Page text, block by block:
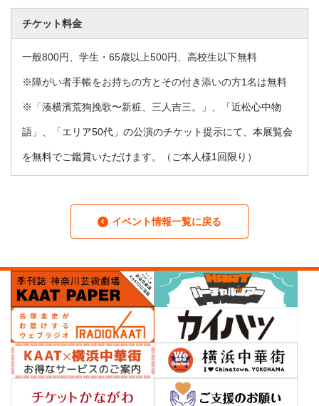
チケット料金
一般800円、学生・65歳以上500円、高校生以下無料
※障がい者手帳をお持ちの方とその付き添いの方1名は無料
※「湊横濱荒狗挽歌〜新粧、三人吉三。 」、 「近松心中物
語 」、「エリア50代 」の公演のチケット提示にて、本展覧会
を無料でご鑑賞いただけます。（ご本人様1回限り）
イベント情報一覧に戻る